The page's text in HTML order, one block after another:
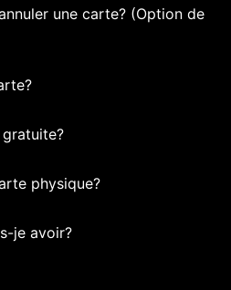
une carte? (Option de
physique?
je avoir?